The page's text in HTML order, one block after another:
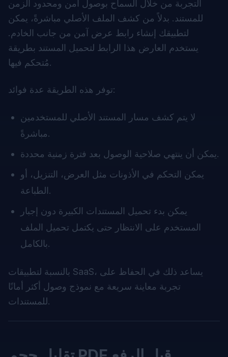
التجربة من خلال السماح بوصول آمن ومحدود الزمن
للمستند. بدلاً من كشف الملف الأصلي مباشرةً، يمكن
لتطبيقك إنشاء رابط عرض آمن من جانب الخادم.
يستخدم العارض هذا الرابط لتحميل المستند بطريقة
مُتحكم فيها.
توفر هذه الطريقة عدة فوائد:
لا يتم كشف مسار المستند الأصلي للمستخدمين
مباشرةً.
يمكن أن ينتهي صلاحية الوصول بعد فترة زمنية محددة.
يمكن التحكم في الأذونات مثل العرض، التنزيل، أو
الطباعة.
يمكن بدء تحميل المستندات الكبيرة دون إجبار
المستخدم على الانتظار حتى يكتمل تحميل الملف
بالكامل.
بالنسبة لتطبيقات SaaS، يساعد ذلك في الحفاظ على
تجربة معاينة سريعة مع نموذج وصول أكثر أمانًا
للمستندات.